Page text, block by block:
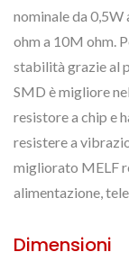
nominale da 0,5W
ohm a 10M ohm.
stabilità grazie al
SMD è migliore
resistore a chip e
resistere a
migliorato MELF
alimentazione,
Dimensioni